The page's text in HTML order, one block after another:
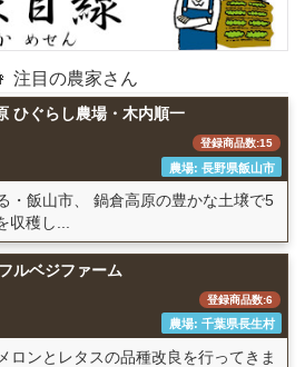
注目の農家さん
ひぐらし農場・木内順一
登録商品数:15
農場: 長野県飯山市
・飯山市、 鍋倉高原の豊かな土壌で5
収穫し...
ルベジファーム
登録商品数:6
農場: 千葉県長生村
ロンとレタスの品種改良を行ってきま